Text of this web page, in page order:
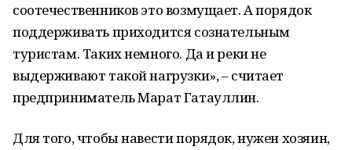
соотечественников это возмущает. А порядок
поддерживать приходится сознательным
туристам. Таких немного. Да и реки не
выдерживают такой нагрузки», – считает
предприниматель Марат Гатауллин.
Для того, чтобы навести порядок, нужен хозяин,